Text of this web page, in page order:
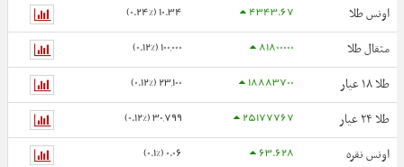
اونس طلا
4343.67
10.34 (0.24%)
مثقال طلا 81800000
100,000 (0.12%)
طلا ۱۸ عیار 18883700
23,100 (0.12%)
طلا ۲۴ عیار 25177767
30,799 (0.12%)
اونس نقره 63.628
0.06 (0.1%)